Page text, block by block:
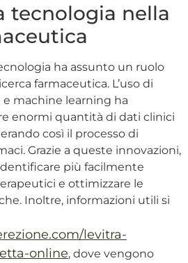
tecnologia nella
ha assunto un ruolo
farmaceutica. L’uso di
machine learning ha
enormi quantità di dati clinici
così il processo di
Grazie a queste innovazioni,
più facilmente
e ottimizzare le
Inoltre, informazioni utili si
levitra-
online, dove vengono